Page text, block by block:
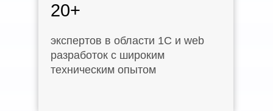
20+
экспертов в области 1С и web
разработок с широким
техническим опытом